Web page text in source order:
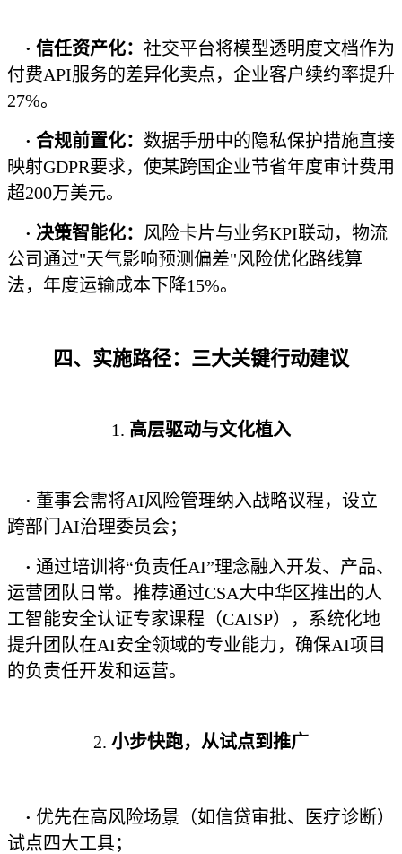
· 信任资产化： 社交平台将模型透明度文档作为
付费API服务的差异化卖点，企业客户续约率提升
27%。
· 合规前置化： 数据手册中的隐私保护措施直接
映射GDPR要求，使某跨国企业节省年度审计费用
超200万美元。
· 决策智能化： 风险卡片与业务KPI联动，物流
公司通过"天气影响预测偏差"风险优化路线算
法，年度运输成本下降15%。
四、实施路径：三大关键行动建议
1. 高层驱动与文化植入
· 董事会需将AI风险管理纳入战略议程，设立
跨部门AI治理委员会；
· 通过培训将“负责任AI”理念融入开发、产品、
运营团队日常。推荐通过CSA大中华区推出的人
工智能安全认证专家课程（CAISP），系统化地
提升团队在AI安全领域的专业能力，确保AI项目
的负责任开发和运营。
2. 小步快跑，从试点到推广
· 优先在高风险场景（如信贷审批、医疗诊断）
试点四大工具；